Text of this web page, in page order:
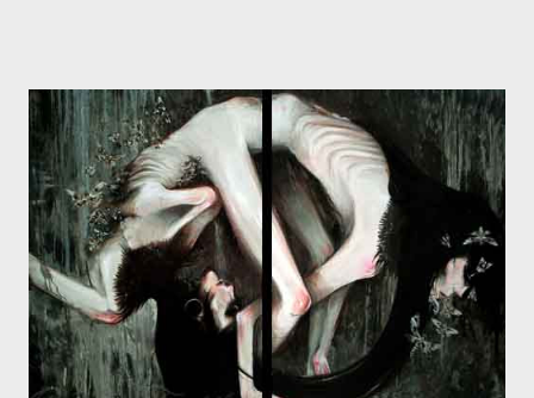
தனது இணையதளத்திலே தொடர்ந்து பதிவு செய்கிறார். உயிர்மை
இன்னும் சில வருடங்களுக்கு தனக்கு எதிராக எழுத்தாளர்களை ஏவி
விட்டபடி இருக்கும் என்று ஒரு அச்சத்தை வெளிப்படுத்தியபடி
இருக்கிறார். அவர் கடுமையான பாதுகாப்பின்மை மனநிலையில் உள்ளார்.
உயிர்மை அவரை தாக்க உத்தேசித்தாலும் இல்லை என்றாலும்
ஜெயமோகன் அந்த பிரமையால் தொடர்ந்து அச்சுறுத்தலுக்கு உள்ளாகி
உள்ளார். உங்களை பற்றின இந்த தாக்குதல் கூட இதன் வெளிப்பாடு தான்”.
உண்மையே! ராக்கி படத்தில் குத்துச்சண்டை வீரராக வரும் சில்வெஸ்டர்
ஓரிடத்தில் சொல்வார்: ...